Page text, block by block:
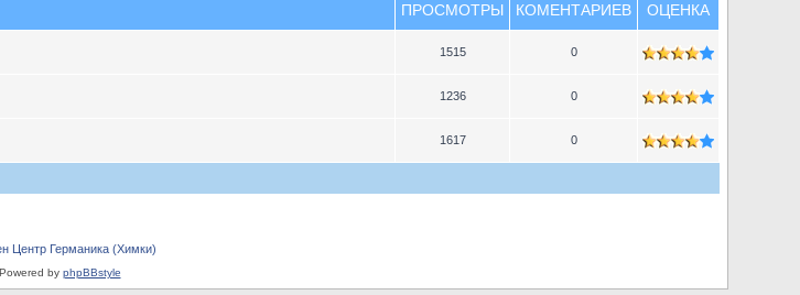
ПРОСМОТРЫ КОМЕНТАРИЕВ ОЦЕНКА
1515 0
1236 0
1617 0
Центр Германика (Химки)
Powered by phpBBstyle